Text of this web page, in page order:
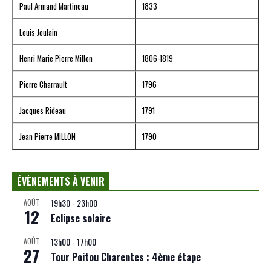
Paul Armand Martineau 1833
Louis Joulain
Henri Marie Pierre Millon 1806-1819
Pierre Charrault 1796
Jacques Rideau 1791
Jean Pierre MILLON 1790
ÉVÈNEMENTS À VENIR
AOÛT
12
19h30- 23h00
Eclipse solaire
AOÛT
27
13h00-17h00
Tour Poitou Charentes : 4ème étape